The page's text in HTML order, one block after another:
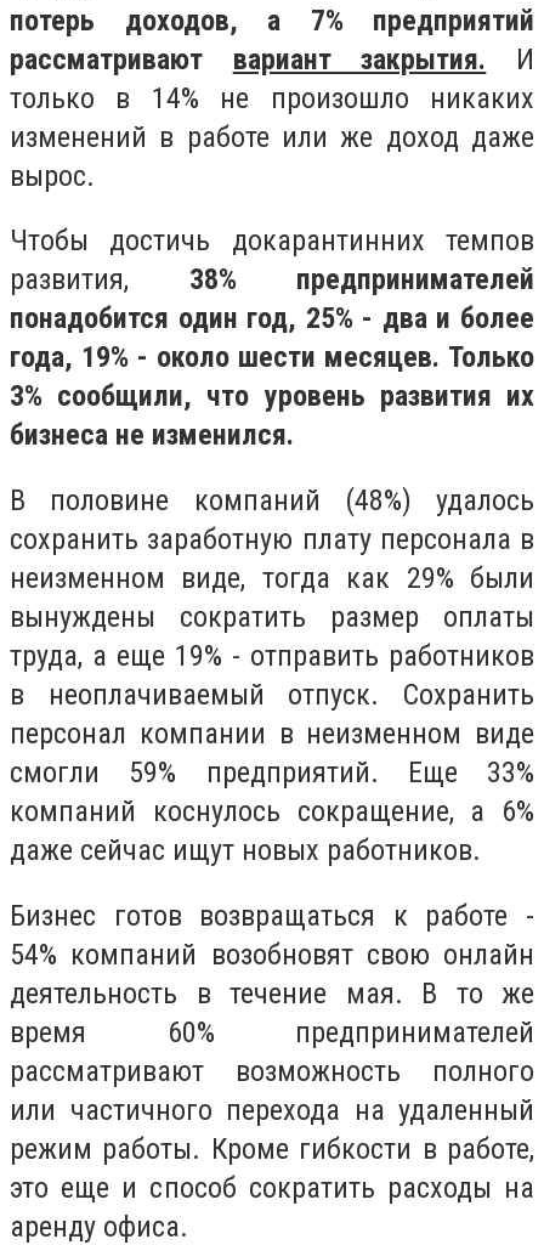
потерь доходов, а 7% предприятий
рассматривают вариант закрытия. И
только в 14% не произошло никаких
изменений в работе или же доход даже
вырос.
Чтобы достичь докарантинних темпов
развития, 38% предпринимателей
понадобится один год, 25% - два и более
года, 19% - около шести месяцев. Только
3% сообщили, что уровень развития их
бизнеса не изменился.
В половине компаний (48%) удалось
сохранить заработную плату персонала в
неизменном виде, тогда как 29% были
вынуждены сократить размер оплаты
труда, а еще 19% - отправить работников
в неоплачиваемый отпуск. Сохранить
персонал компании в неизменном виде
смогли 59% предприятий. Еще 33%
компаний коснулось сокращение, а 6%
даже сейчас ищут новых работников.
Бизнес готов возвращаться к работе -
54% компаний возобновят свою онлайн
деятельность в течение мая. В то же
время 60% предпринимателей
рассматривают возможность полного
или частичного перехода на удаленный
режим работы. Кроме гибкости в работе,
это еще и способ сократить расходы на
аренду офиса.